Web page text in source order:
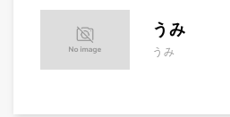
うみ
うみ